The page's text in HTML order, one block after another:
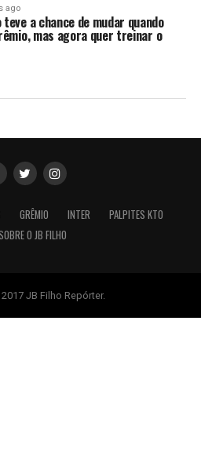
ago
a chance de mudar quando
mas agora quer treinar o
GRÊMIO INTER
PALPITES KTO
O JB FILHO
JB Filho Repórter.